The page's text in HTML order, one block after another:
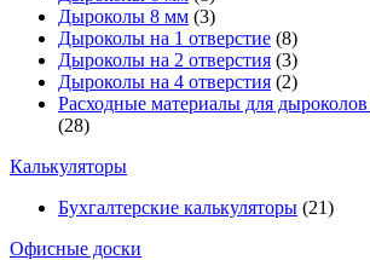
Дыроколы 8 мм (3)
Дыроколы на 1 отверстие (8)
Дыроколы на 2 отверстия (3)
Дыроколы на 4 отверстия (2)
Расходные материалы для
(28)
Калькуляторы
Бухгалтерские калькуляторы (21)
Офисные доски